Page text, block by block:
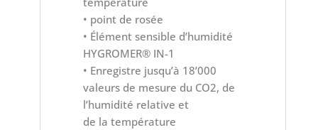
• point de rosée
• Élément sensible d’humidité
HYGROMER® IN-1
• Enregistre jusqu’à 18’000
valeurs de mesure du CO2, de
l’humidité relative et
de la température